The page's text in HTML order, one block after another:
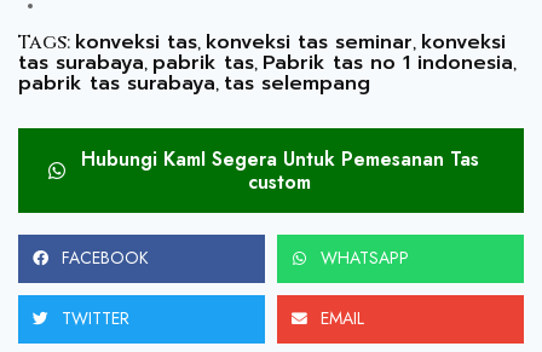
Tags: konveksi tas, konveksi tas seminar, konveksi
tas surabaya, pabrik tas, Pabrik tas no 1 indonesia,
pabrik tas surabaya, tas selempang
Hubungi KamI Segera Untuk Pemesanan Tas
custom
FACEBOOK WHATSAPP
TWITTER EMAIL